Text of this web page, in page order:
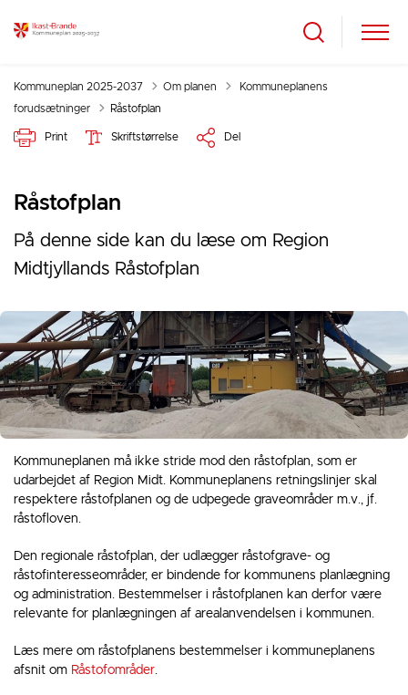
Kommuneplan 2025-2037 Om planen
Tilbage til
Kommuneplanens
forudsætninger
Råstofplan
Print Skriftstørrelse Del
Råstofplan
På denne side kan du læse om Region
Midtjyllands Råstofplan
Kommuneplanen må ikke stride mod den råstofplan, som er
udarbejdet af Region Midt. Kommuneplanens retningslinjer skal
respektere råstofplanen og de udpegede graveområder m.v., jf.
råstofloven.
Den regionale råstofplan, der udlægger råstofgrave- og
råstofinteresseområder, er bindende for kommunens planlægning
og administration. Bestemmelser i råstofplanen kan derfor være
relevante for planlægningen af arealanvendelsen i kommunen.
Læs mere om råstofplanens bestemmelser i kommuneplanens
afsnit om Råstofområder.